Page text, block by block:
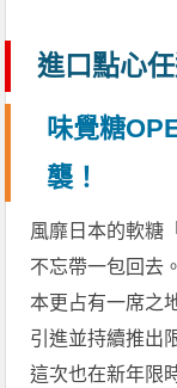
進口點心
味覺糖
襲！
風靡日本的軟糖
不忘帶一包回去
本更占有一席之
引進並持續推出
這次也在新年限